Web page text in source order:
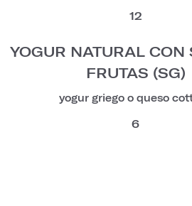
12
YOGUR NATURAL CON
FRUTAS (SG)
yogur griego o queso
6